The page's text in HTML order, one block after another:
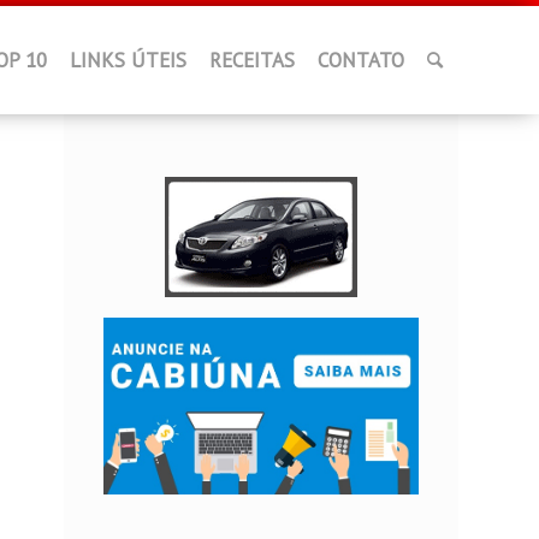
10 LINKS ÚTEIS RECEITAS CONTATO